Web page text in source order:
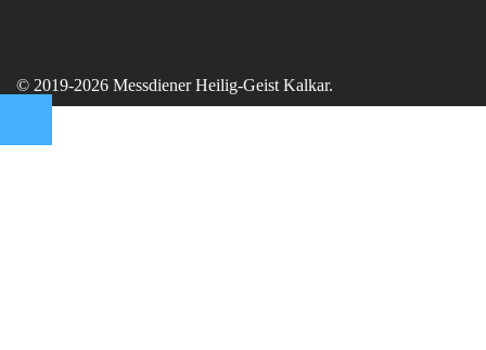
© 2019-2026 Messdiener Heilig-Geist Kalkar.